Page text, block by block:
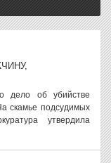
дело об убийстве
скамье подсудимых
утвердила